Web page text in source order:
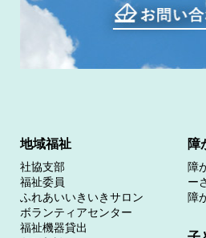
地域福祉
社協支部
福祉委員
ふれあいいきいきサロン
ボランティアセンター
福祉機器貸出
障
障
ー
障